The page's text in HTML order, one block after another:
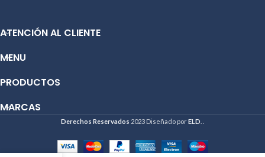
ATENCIÓN AL CLIENTE
MENU
PRODUCTOS
MARCAS
Derechos Reservados 2023 Diseñado porELD